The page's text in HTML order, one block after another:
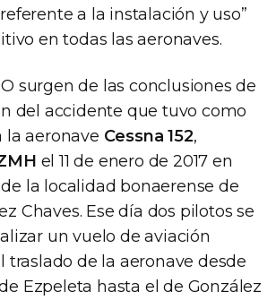
a la instalación y uso”
en todas las aeronaves.
surgen de las conclusiones de
del accidente que tuvo como
la aeronave Cessna 152,
el 11 de enero de 2017 en
la localidad bonaerense de
Chaves. Ese día dos pilotos se
un vuelo de aviación
traslado de la aeronave desde
Ezpeleta hasta el de González